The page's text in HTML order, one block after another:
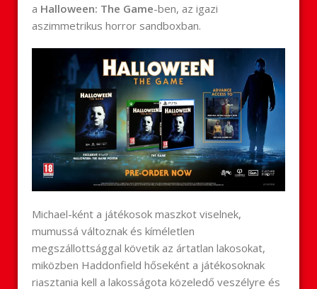
a Halloween: The Game-ben, az igazi
aszimmetrikus horror sandboxban.
Michael-ként a játékosok maszkot viselnek,
mumussá változnak és kíméletlen
megszállottsággal követik az ártatlan lakosokat,
miközben Haddonfield hőseként a játékosoknak
riasztania kell a lakosságota közeledő veszélyre és